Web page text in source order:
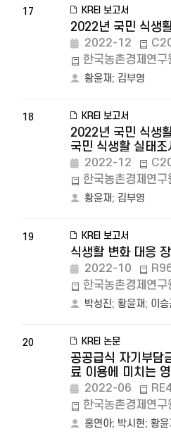
17 KREI 보고서
2022년 국민 식생
2022-12
한국농촌경제연구
황윤재; 김부영
18 KREI 보고서
2022년 국민 식생
국민 식생활 실태조
2022-12
한국농촌경제연구
황윤재; 김부영
19 KREI 보고서
식생활 변화 대응
2022-10
한국농촌경제연구
박성진; 황윤재; 이
20 KREI 논문
공공급식 자기부담
료 이용에 미치는
2022-06
한국농촌경제연구
홍연아; 박시현; 황윤